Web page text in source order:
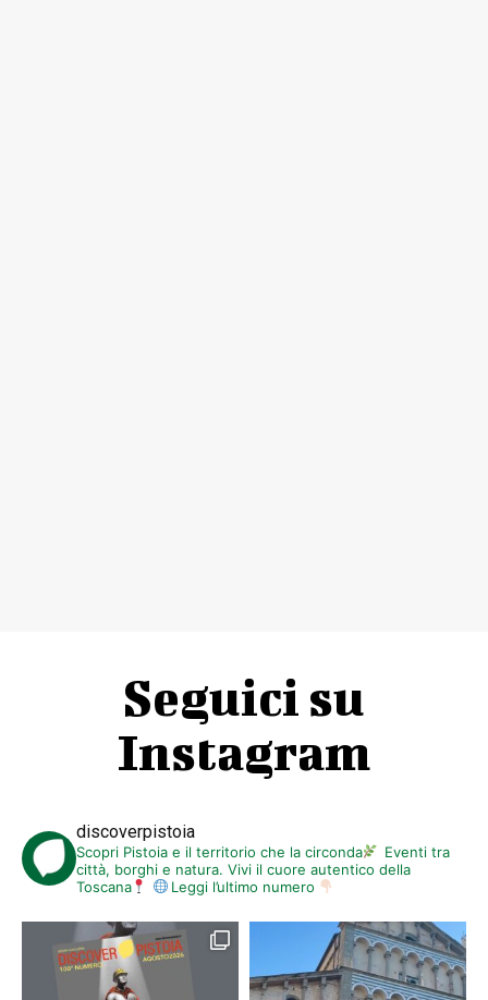
Seguici su
Instagram
discoverpistoia
Scopri Pistoia e il territorio che la circonda
Eventi tra
città, borghi e natura. Vivi il cuore autentico della
Toscana
Leggi l’ultimo numero